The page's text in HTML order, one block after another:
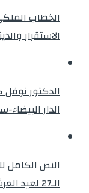
الخطاب
الاستقرار
الدار البيضاء-
النص الكامل
الـ27 لعيد العرش المجيد